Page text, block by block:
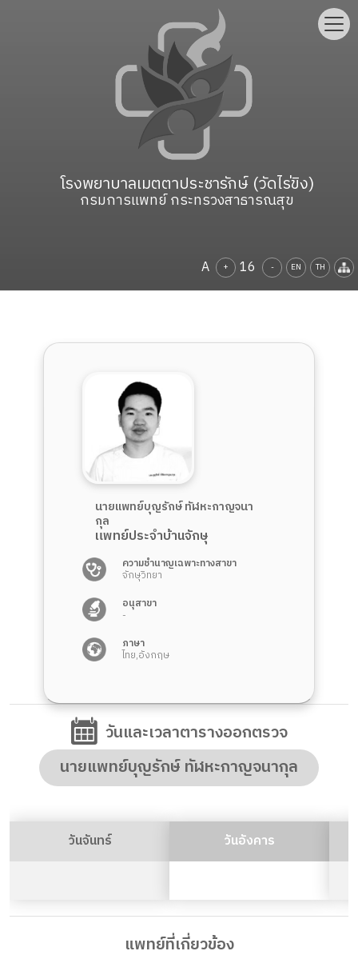
โรงพยาบาลเมตตาประชารักษ์ (วัดไร่ขิง)
กรมการแพทย์ กระทรวงสาธารณสุข
A + 16 - EN TH
นายแพทย์บุญรักษ์ ทัฬหะกาญจนา
กุล
แพทย์ประจำบ้านจักษุ
ความชำนาญเฉพาะทางสาขา
จักษุวิทยา
อนุสาขา
-
ภาษา
ไทย,อังกฤษ
วันและเวลาตารางออกตรวจ
นายแพทย์บุญรักษ์ ทัฬหะกาญจนากุล
วันจันทร์ วันอังคาร
แพทย์ที่เกี่ยวข้อง